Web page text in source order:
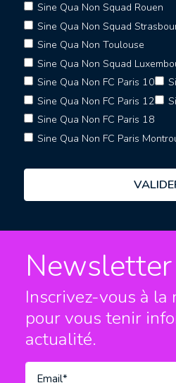
Sine Qua Non Squad Rouen
Sine Qua Non Squad
Sine Qua Non Toulouse
Sine Qua Non Squad
Sine Qua Non FC Paris 10
Sine Qua Non FC Paris 12
Sine Qua Non FC Paris 18
Sine Qua Non FC Paris
Newsletter
Inscrivez-vous à
pour vous tenir
actualité.